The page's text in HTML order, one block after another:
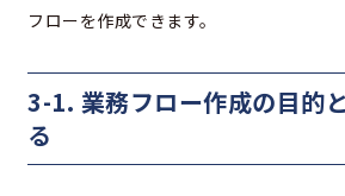
フローを作成できます。
3-1. 業務フロー作成の目的
る